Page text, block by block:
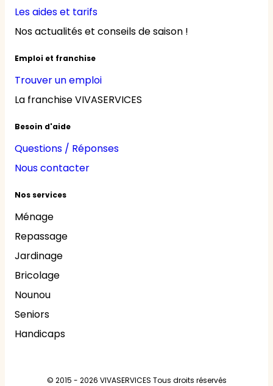
Les aides et tarifs
Nos actualités et conseils de saison !
Emploi et franchise
Trouver un emploi
La franchise VIVASERVICES
Besoin d'aide
Questions / Réponses
Nous contacter
Nos services
Ménage
Repassage
Jardinage
Bricolage
Nounou
Seniors
Handicaps
© 2015 - 2026 VIVASERVICES Tous droits réservés